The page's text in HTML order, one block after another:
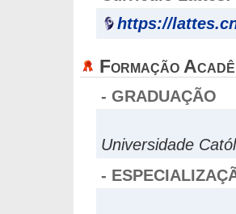
https://
Formação
- GRADUAÇÃO
Universidade
-